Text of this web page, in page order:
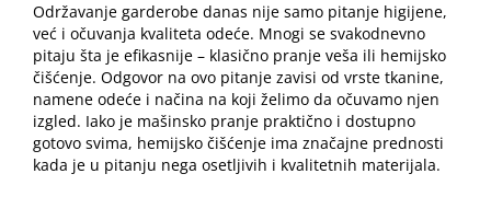
Održavanje garderobe danas nije samo pitanje higijene,
već i očuvanja kvaliteta odeće. Mnogi se svakodnevno
pitaju šta je efikasnije – klasično pranje veša ili hemijsko
čišćenje. Odgovor na ovo pitanje zavisi od vrste tkanine,
namene odeće i načina na koji želimo da očuvamo njen
izgled. Iako je mašinsko pranje praktično i dostupno
gotovo svima, hemijsko čišćenje ima značajne prednosti
kada je u pitanju nega osetljivih i kvalitetnih materijala.